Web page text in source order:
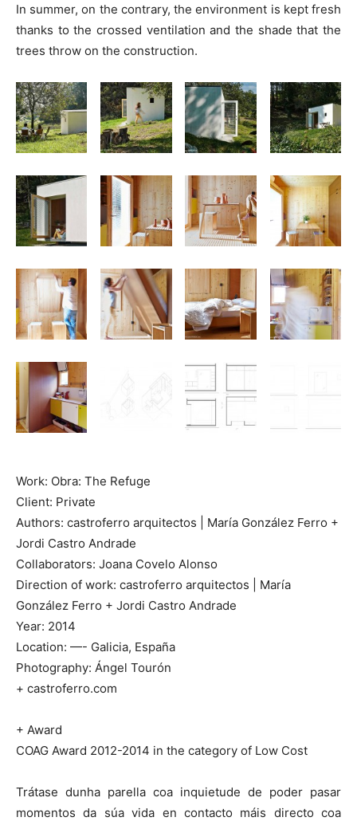
In summer, on the contrary, the environment is kept fresh
thanks to the crossed ventilation and the shade that the
trees throw on the construction.
Work: Obra: The Refuge
Client: Private
Authors: castroferro arquitectos | María González Ferro +
Jordi Castro Andrade
Collaborators: Joana Covelo Alonso
Direction of work: castroferro arquitectos | María
González Ferro + Jordi Castro Andrade
Year: 2014
Location: —- Galicia, España
Photography: Ángel Tourón
+ castroferro.com
+ Award
COAG Award 2012-2014 in the category of Low Cost
Trátase dunha parella coa inquietude de poder pasar
momentos da súa vida en contacto máis directo coa